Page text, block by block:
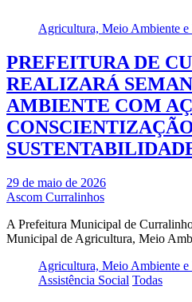
Agricultura, Meio Ambiente e
PREFEITURA DE
REALIZARÁ
AMBIENTE COM
29 de maio de 2026
Ascom Curralinhos
A Prefeitura Municipal de
Municipal de Agricultura, Meio
Agricultura, Meio Ambiente e
Assistência Social Todas